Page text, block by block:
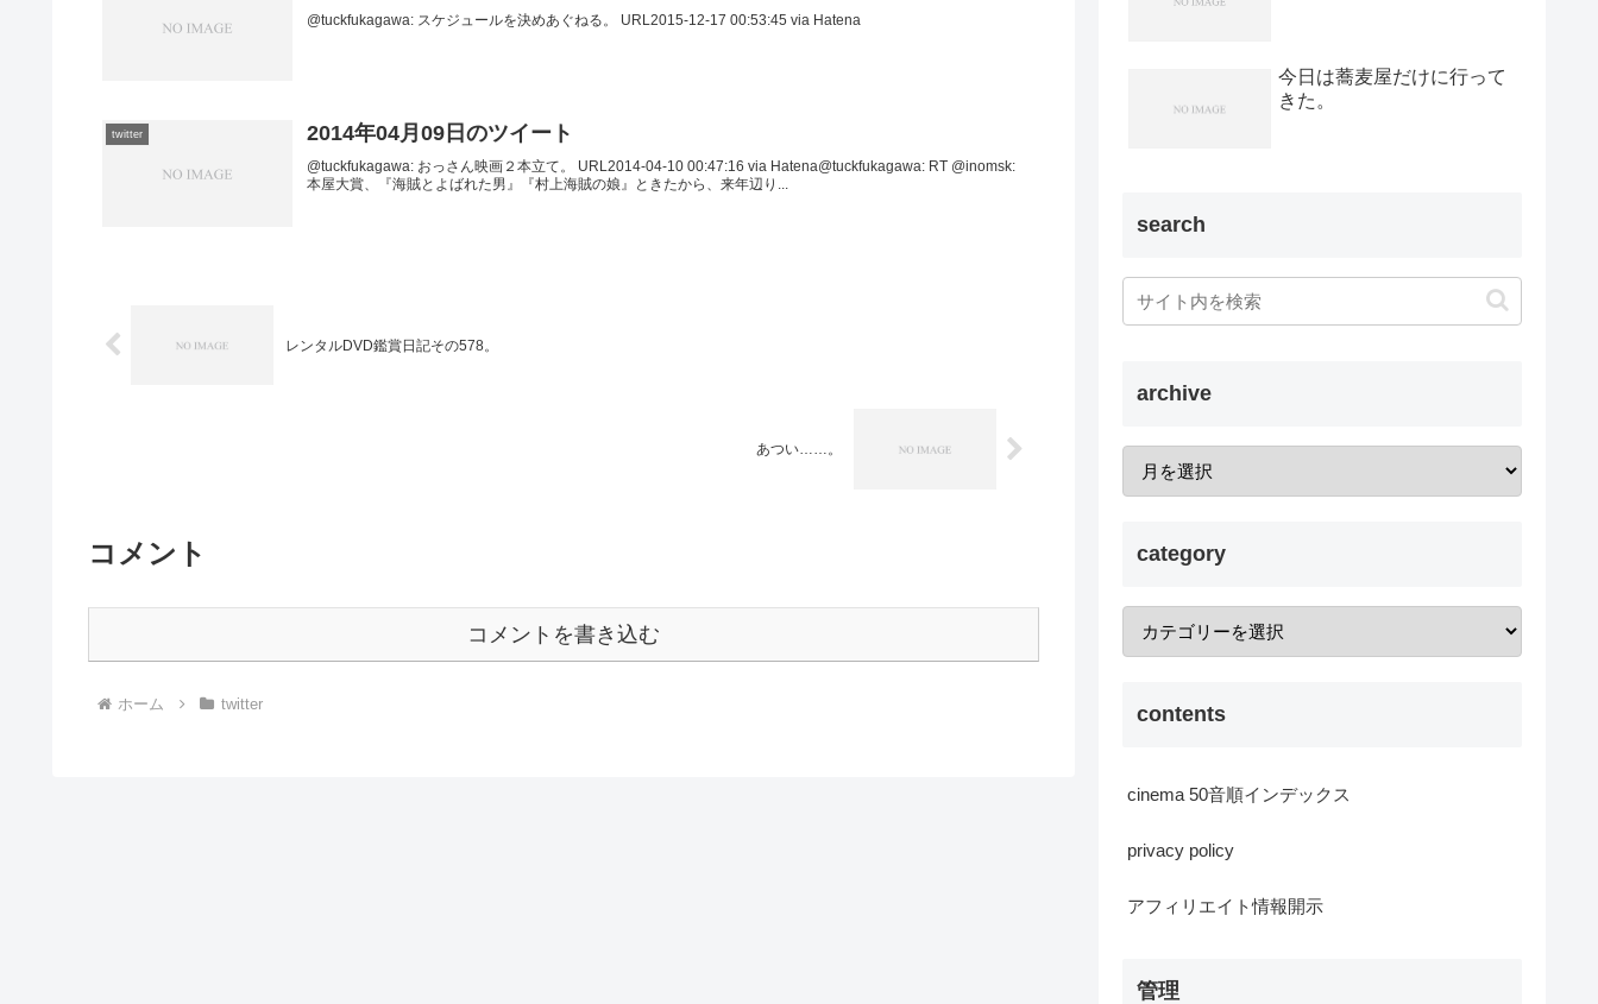
@tuckfukagawa: スケジュールを決めあぐねる。 URL2015-12-17 00:53:45 via Hatena
twitter 2014年04月09日のツイート
@tuckfukagawa: おっさん映画２本立て。 URL2014-04-10 00:47:16 via Hatena@tuckfukagawa: RT @inomsk:
本屋大賞、『海賊とよばれた男』『村上海賊の娘』ときたから、来年辺り...
レンタルDVD鑑賞日記その578。
あつい……。
コメント
コメントを書き込む
ホーム twitter
今日は蕎麦屋だけに行って
きた。
search
archive
category
contents
cinema 50音順インデックス
privacy policy
アフィリエイト情報開示
管理